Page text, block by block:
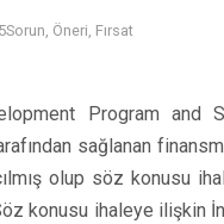
Sorun, Öneri, Fırsat
Program and
sağlanan
olup söz konusu
konusu ihaleye ilişkin